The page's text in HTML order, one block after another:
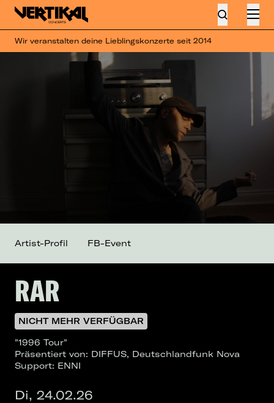
Wir veranstalten deine Lieblingskonzerte seit 2014
RAR
NICHT MEHR VERFÜGBAR
"1996 Tour"
Präsentiert von: DIFFUS, Deutschlandfunk Nova
Support: ENNI
Di, 24.02.26
Artist-Profil FB-Event